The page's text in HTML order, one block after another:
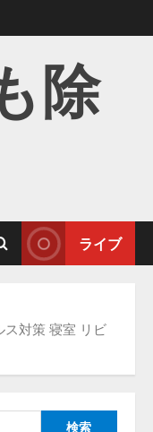
除
ライブ
ス対策 寝室 リビ